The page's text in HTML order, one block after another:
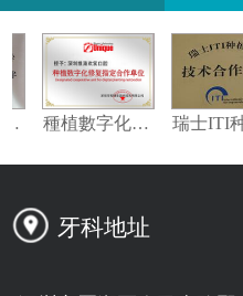
牙科地址